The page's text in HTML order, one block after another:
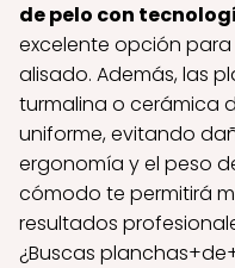
de pelo con
excelente opción
alisado. Además, las
turmalina o cerámica
uniforme, evitando
ergonomía y el peso
cómodo te permitirá
resultados
¿Buscas